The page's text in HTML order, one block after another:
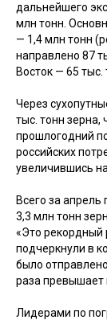
дальнейшего
млн тонн.
— 1,4 млн тонн
направлено 87
Восток — 65 тыс.
Через
тыс. тонн зерна,
прошлогодний
российских
увеличившись на
Всего за
3,3 млн тонн
«Это рекордный
подчеркнули в
было
раза превышает
Лидерами по
Поставщикам
Оптовые закупки
зерновых и
по всей России